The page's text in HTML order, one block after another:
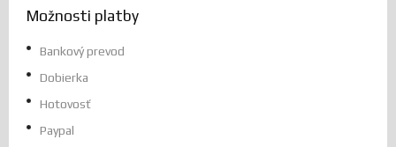
Možnosti platby
Bankový prevod
Dobierka
Hotovosť
Paypal